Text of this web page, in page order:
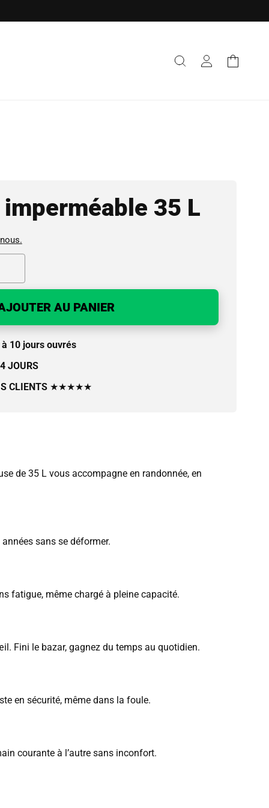
Connexion Panier
imperméable 35 L
AU PANIER
à 10 jours ouvrés
JOURS
CLIENTS★★★★★
de 35 L vous accompagne en randonnée, en
sans se déformer.
fatigue, même chargé à pleine capacité.
Fini le bazar, gagnez du temps au quotidien.
en sécurité, même dans la foule.
courante à l’autre sans inconfort.